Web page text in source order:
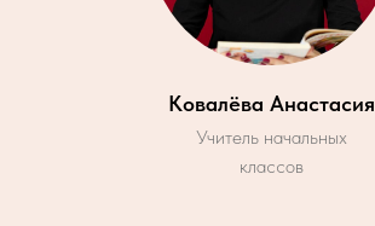
Ковалёва Анастасия
Учитель начальных
классов